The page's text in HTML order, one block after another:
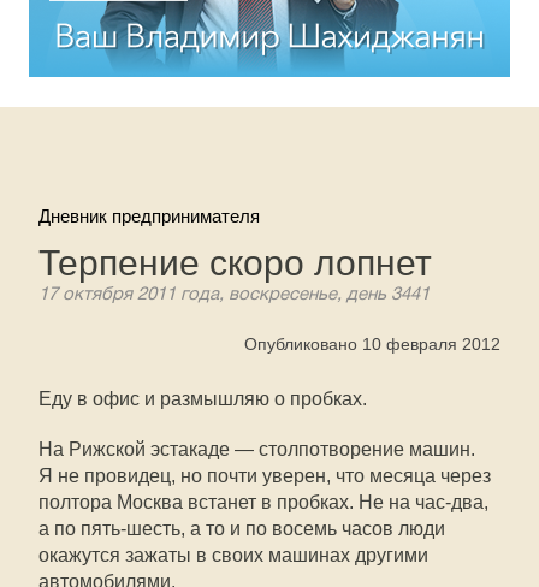
Дневник предпринимателя
Терпение скоро лопнет
17 октября 2011 года, воскресенье, день 3441
Опубликовано 10 февраля 2012
Еду в офис и размышляю о пробках.
На Рижской эстакаде — столпотворение машин.
Я не провидец, но почти уверен, что месяца через
полтора Москва встанет в пробках. Не на час-два,
а по пять-шесть, а то и по восемь часов люди
окажутся зажаты в своих машинах другими
автомобилями.